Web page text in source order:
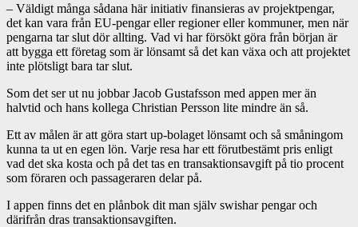
– Väldigt många sådana här initiativ finansieras av projektpengar,
det kan vara från EU-pengar eller regioner eller kommuner, men när
pengarna tar slut dör allting. Vad vi har försökt göra från början är
att bygga ett företag som är lönsamt så det kan växa och att projektet
inte plötsligt bara tar slut.
Som det ser ut nu jobbar Jacob Gustafsson med appen mer än
halvtid och hans kollega Christian Persson lite mindre än så.
Ett av målen är att göra start up-bolaget lönsamt och så småningom
kunna ta ut en egen lön. Varje resa har ett förutbestämt pris enligt
vad det ska kosta och på det tas en transaktionsavgift på tio procent
som föraren och passageraren delar på.
I appen finns det en plånbok dit man själv swishar pengar och
därifrån dras transaktionsavgiften.